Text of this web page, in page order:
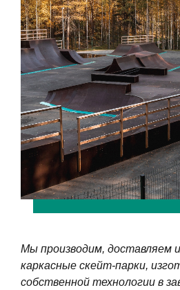
Мы производим, доставляем
каркасные скейт-парки,
собственной технологии в